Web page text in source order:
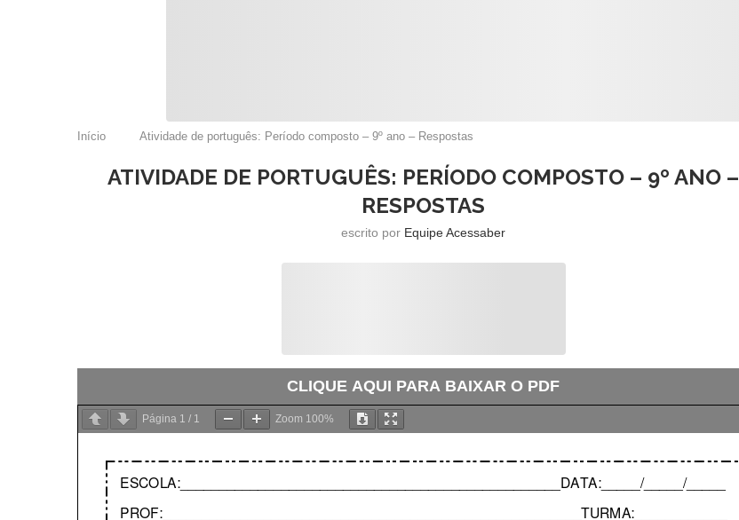
Início Atividade de português: Período composto – 9º ano – Respostas
ATIVIDADE DE PORTUGUÊS: PERÍODO COMPOSTO – 9º ANO –
RESPOSTAS
escrito por Equipe Acessaber
CLIQUE AQUI PARA BAIXAR O PDF
Página 1 / 1 Zoom 100%